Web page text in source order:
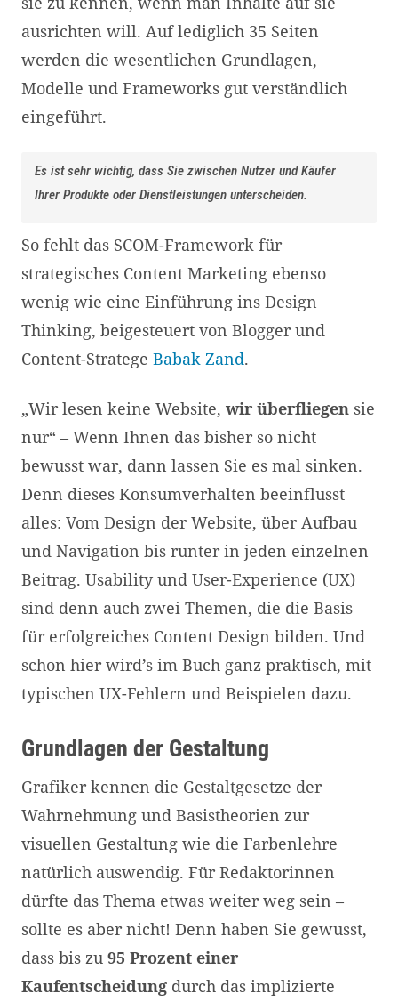
ausrichten will. Auf lediglich 35 Seiten
werden die wesentlichen Grundlagen,
Modelle und Frameworks gut verständlich
eingeführt.
Es ist sehr wichtig, dass Sie zwischen Nutzer und Käufer
Ihrer Produkte oder Dienstleistungen unterscheiden.
So fehlt das SCOM-Framework für
strategisches Content Marketing ebenso
wenig wie eine Einführung ins Design
Thinking, beigesteuert von Blogger und
Content-Stratege Babak Zand.
„Wir lesen keine Website, wir überfliegen sie
nur“ – Wenn Ihnen das bisher so nicht
bewusst war, dann lassen Sie es mal sinken.
Denn dieses Konsumverhalten beeinflusst
alles: Vom Design der Website, über Aufbau
und Navigation bis runter in jeden einzelnen
Beitrag. Usability und User-Experience (UX)
sind denn auch zwei Themen, die die Basis
für erfolgreiches Content Design bilden. Und
schon hier wird’s im Buch ganz praktisch, mit
typischen UX-Fehlern und Beispielen dazu.
Grundlagen der Gestaltung
Grafiker kennen die Gestaltgesetze der
Wahrnehmung und Basistheorien zur
visuellen Gestaltung wie die Farbenlehre
natürlich auswendig. Für Redaktorinnen
dürfte das Thema etwas weiter weg sein –
sollte es aber nicht! Denn haben Sie gewusst,
dass bis zu 95 Prozent einer
Kaufentscheidung durch das implizierte